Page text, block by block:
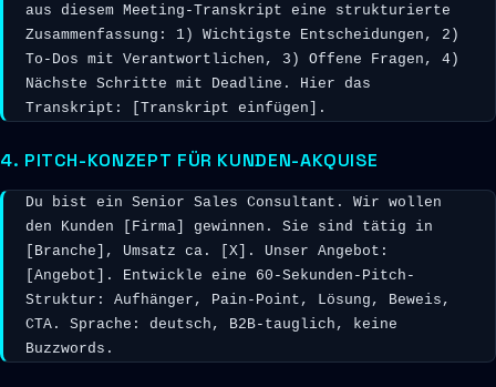
aus diesem Meeting-Transkript eine strukturierte
Zusammenfassung: 1) Wichtigste Entscheidungen, 2)
To-Dos mit Verantwortlichen, 3) Offene Fragen, 4)
Nächste Schritte mit Deadline. Hier das
Transkript: [Transkript einfügen].
4. PITCH-KONZEPT FÜR KUNDEN-AKQUISE
Du bist ein Senior Sales Consultant. Wir wollen
den Kunden [Firma] gewinnen. Sie sind tätig in
[Branche], Umsatz ca. [X]. Unser Angebot:
[Angebot]. Entwickle eine 60-Sekunden-Pitch-
Struktur: Aufhänger, Pain-Point, Lösung, Beweis,
CTA. Sprache: deutsch, B2B-tauglich, keine
Buzzwords.